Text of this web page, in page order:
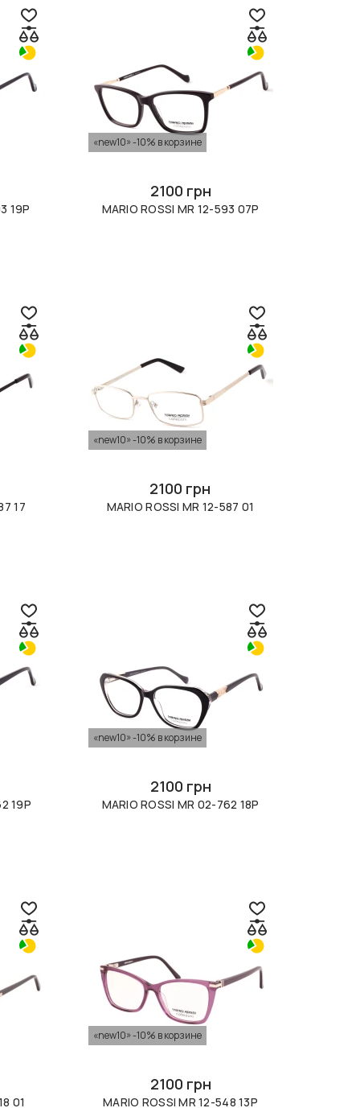
19P
«new10» -10% в корзине
2100 грн
MARIO ROSSI MR 12-593 07P
17
«new10» -10% в корзине
2100 грн
MARIO ROSSI MR 12-587 01
19P
«new10» -10% в корзине
2100 грн
MARIO ROSSI MR 02-762 18P
01
«new10» -10% в корзине
2100 грн
MARIO ROSSI MR 12-548 13P